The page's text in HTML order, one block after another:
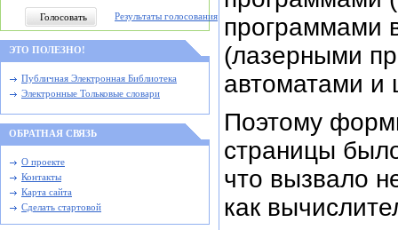
Результаты голосования
ЭТО ПОЛЕЗНО!
Публичная Электронная Библиотека
Электронные Тольковые словари
ОБРАТНАЯ СВЯЗЬ
О проекте
Контакты
Карта сайта
Сделать стартовой
программами
(лазерными
автоматами
Поэтому
страницы
что вызвало
как